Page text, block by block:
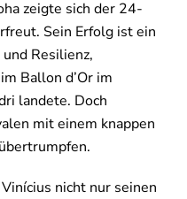
zeigte sich der 24-
Sein Erfolg ist ein
Resilienz,
Ballon d’Or im
landete. Doch
mit einem knappen
nicht nur seinen